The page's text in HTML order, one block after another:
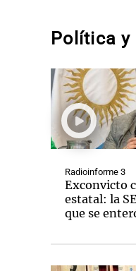
Política y
Radioinforme 3
Exconvicto
estatal: la
que se